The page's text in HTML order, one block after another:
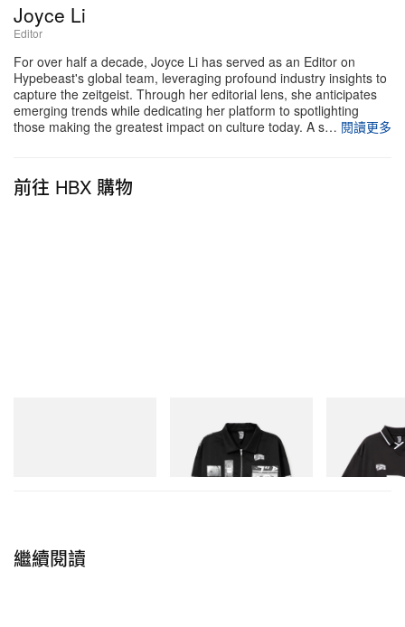
實體空間留下鮮明足跡。Beats Solo 4 – JENNIE
Special Edition 將於 4 月 24 日（星期五）正式發
售，定價 199.99 美元，於Apple自太平洋時間上午 9
時起發售。
Joyce Li
Editor
For over half a decade, Joyce Li has served as an Editor on
Hypebeast's global team, leveraging profound industry insights to
capture the zeitgeist. Through her editorial lens, she anticipates
emerging trends while dedicating her platform to spotlighting
those making the greatest impact on culture today. A s… 閱讀更多
前往 HBX 購物
Billionaire Boys Club X Initial
D Cotton Jacket
立即購入
Billionaire
D Game Shirt
立即購入
繼續閱讀